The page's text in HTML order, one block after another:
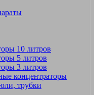
10 литров
5 литров
3 литров
концентраторы
трубки